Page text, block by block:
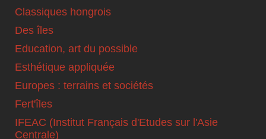
Classiques hongrois
Des îles
Education, art du possible
Esthétique appliquée
Europes : terrains et sociétés
Fert'îles
IFEAC (Institut Français d'Etudes sur l'Asie
Centrale)